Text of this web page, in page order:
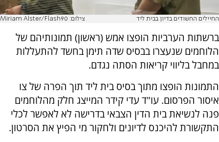
החיילים החשודים בדיון בבית ליד צילום: Miriam Alster/Flash90
ברשתות הערביות הופצו אמש (ראשון) תמונותיהם של
הלוחמים שנעצרו בבסיס שדה תימן בחשד להתעללות
במחבל בליווי קריאות הסתה נגדם.
התמונות הופצו מתוך בסיס בית ליד תוך הפרה של צו
איסור הפרסום. עו"ד עדי קידר המייצג חלק מהלוחמים
פנה לנשיאת בית הדין הצבאי בדרישה לא לאפשר לכלי
התקשורת להיכנס לדיונים ולחקור מי הפיץ את הסרטון.